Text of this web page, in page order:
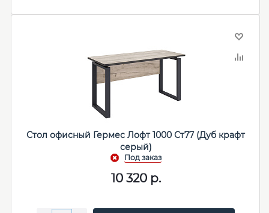
Стол офисный Гермес Лофт 1000 Ст77 (Дуб крафт
серый)
10 320р.